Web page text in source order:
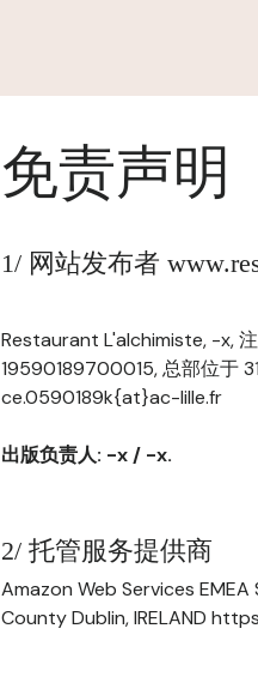
免责声明
1/ 网站发布者
Restaurant L'alchimiste, -x,
19590189700015, 总部位于
ce.0590189k{at}ac-lille.fr
出版负责人: -x / -x.
2/ 托管服务提供商
Amazon Web Services
County Dublin, IRELAND